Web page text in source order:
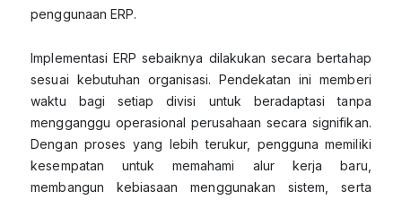
penggunaan ERP.
Implementasi ERP sebaiknya dilakukan secara bertahap
sesuai kebutuhan organisasi. Pendekatan ini memberi
waktu bagi setiap divisi untuk beradaptasi tanpa
mengganggu operasional perusahaan secara signifikan.
Dengan proses yang lebih terukur, pengguna memiliki
kesempatan untuk memahami alur kerja baru,
membangun kebiasaan menggunakan sistem, serta